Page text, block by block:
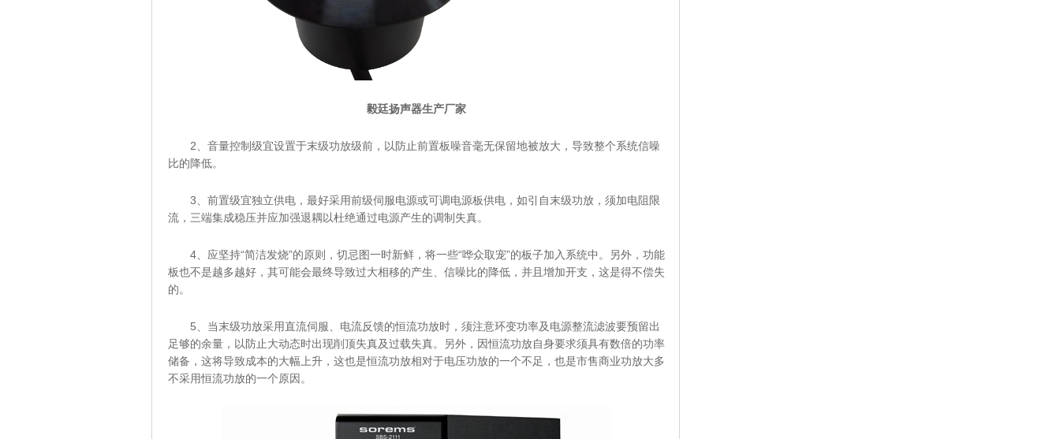
毅廷扬声器生产厂家
2、音量控制级宜设置于末级功放级前，以防止前置板噪音毫无保留地被放大，导致整个系统信噪
比的降低。
3、前置级宜独立供电，最好采用前级伺服电源或可调电源板供电，如引自末级功放，须加电阻限
流，三端集成稳压并应加强退耦以杜绝通过电源产生的调制失真。
4、应坚持“简洁发烧”的原则，切忌图一时新鲜，将一些“哗众取宠”的板子加入系统中。另外，功能
板也不是越多越好，其可能会最终导致过大相移的产生、信噪比的降低，并且增加开支，这是得不偿失
的。
5、当末级功放采用直流伺服、电流反馈的恒流功放时，须注意环变功率及电源整流滤波要预留出
足够的余量，以防止大动态时出现削顶失真及过载失真。另外，因恒流功放自身要求须具有数倍的功率
储备，这将导致成本的大幅上升，这也是恒流功放相对于电压功放的一个不足，也是市售商业功放大多
不采用恒流功放的一个原因。